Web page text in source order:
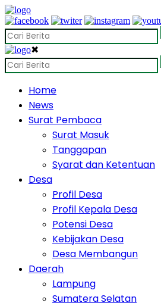
✖
Home
News
Surat Pembaca
Surat Masuk
Tanggapan
Syarat dan Ketentuan
Desa
Profil Desa
Profil Kepala Desa
Potensi Desa
Kebijakan Desa
Desa Membangun
Daerah
Lampung
Sumatera Selatan